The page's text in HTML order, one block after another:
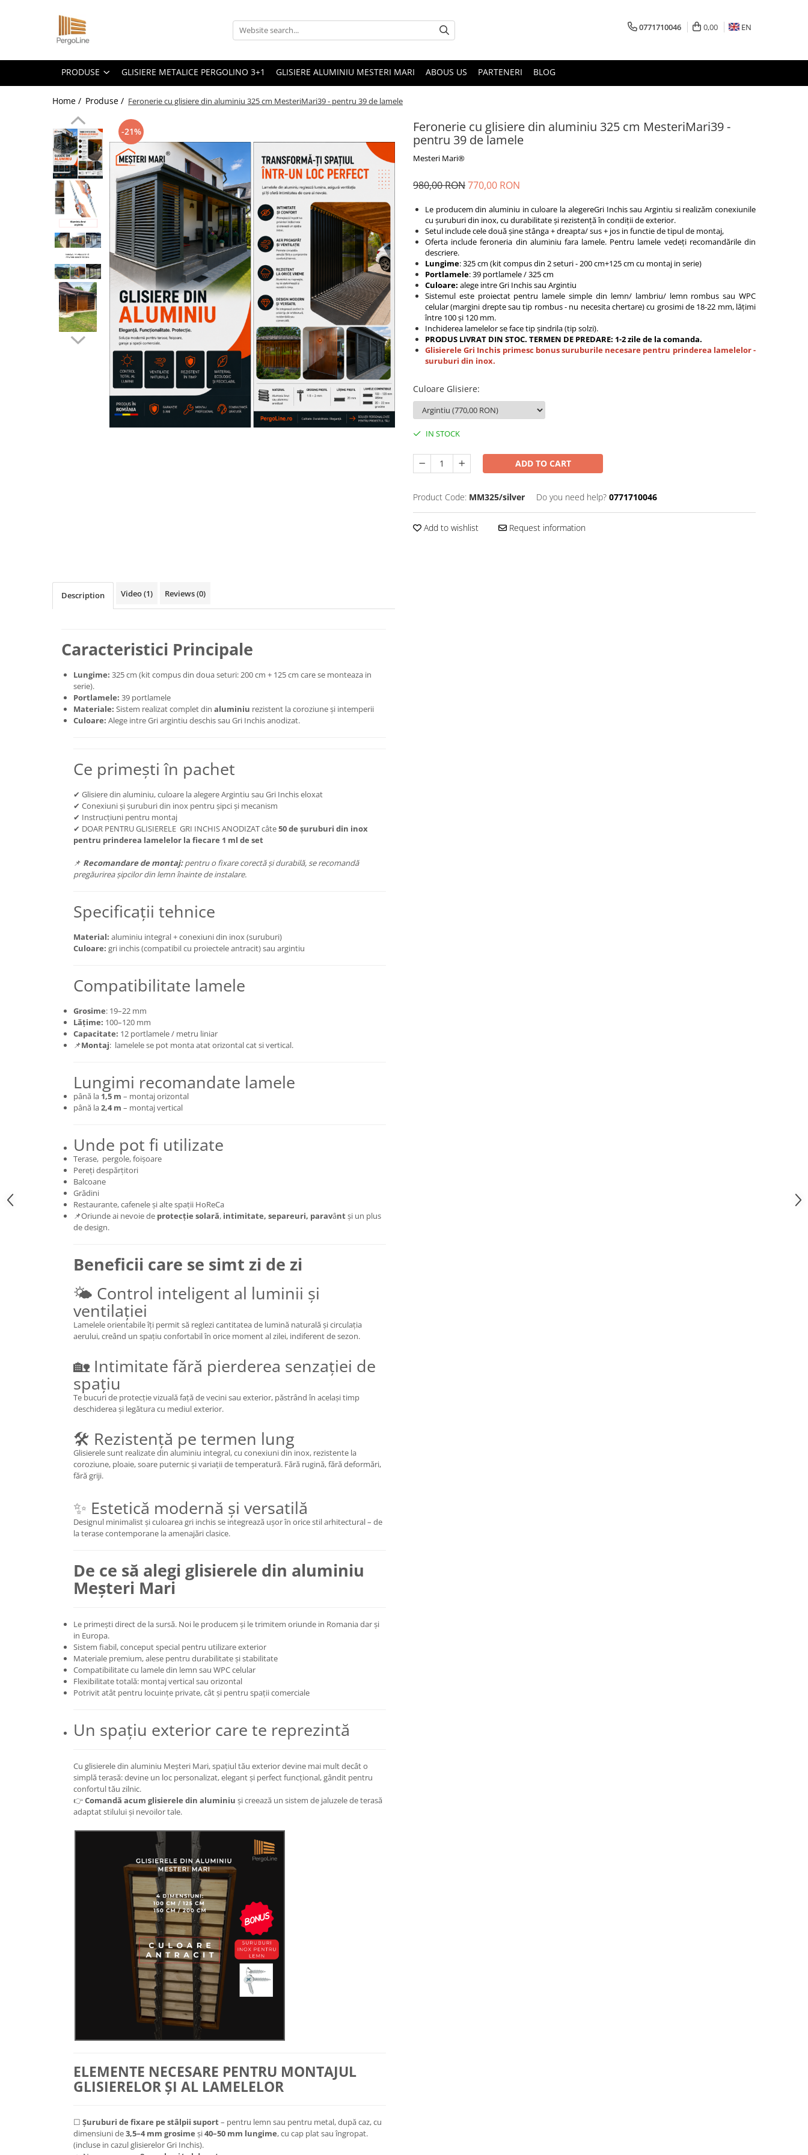
Produse
PergoLino Vertical
Tratarea lemnului
Impregnanti pentru lemn
Conectori metalici
Spatii exterioare
Decoratiuni ''Tree of life"
Decoratiuni Florale
Grill & firepit
Numar casa
Panouri porti si garduri
Terasa cadru container
Glisiere / feronerii
Feroneriile PergoLino®
Glisiere din aluminiu
Glisiere compozit HDPE
0771710046 0,00 EN
PRODUSE GLISIERE METALICE PERGOLINO 3+1 GLISIERE ALUMINIU MESTERI MARI ABOUS US PARTENERI BLOG
Home / Produse / Feronerie cu glisiere din aluminiu 325 cm MesteriMari39 - pentru 39 de lamele
Feronerie cu glisiere din aluminiu 325 cm MesteriMari39 -
pentru 39 de lamele
Mesteri Mari®
-21%
980,00 RON770,00 RON
Le producem din aluminiu in culoare la alegereGri Inchis sau Argintiu si realizăm conexiunile
cu șuruburi din inox, cu durabilitate și rezistență în condiții de exterior.
Setul include cele două șine stânga + dreapta/ sus + jos in functie de tipul de montaj,
Oferta include feroneria din aluminiu fara lamele. Pentru lamele vedeți recomandările din
descriere.
Lungime: 325 cm (kit compus din 2 seturi - 200 cm+125 cm cu montaj in serie)
Portlamele: 39 portlamele / 325 cm
Culoare: alege intre Gri Inchis sau Argintiu
Sistemul este proiectat pentru lamele simple din lemn/ lambriu/ lemn rombus sau WPC
celular (margini drepte sau tip rombus - nu necesita chertare) cu grosimi de 18-22 mm, lățimi
între 100 și 120 mm.
Inchiderea lamelelor se face tip șindrila (tip solzi).
PRODUS LIVRAT DIN STOC. TERMEN DE PREDARE: 1-2 zile de la comanda.
Glisierele Gri Inchis primesc bonus suruburile necesare pentru prinderea lamelelor -
suruburi din inox.
Culoare Glisiere:
IN STOCK
ADD TO CART
Product Code: MM325/silver Do you need help? 0771710046
Add to wishlist Request information
Description Video(1) Reviews(0)
Caracteristici Principale
Lungime: 325 cm (kit compus din doua seturi: 200 cm + 125 cm care se monteaza in
serie).
Portlamele: 39 portlamele
Materiale: Sistem realizat complet din aluminiu rezistent la coroziune și intemperii
Culoare: Alege intre Gri argintiu deschis sau Gri Inchis anodizat.
Ce primești în pachet
✔ Glisiere din aluminiu, culoare la alegere Argintiu sau Gri Inchis eloxat
✔ Conexiuni și șuruburi din inox pentru șipci și mecanism
✔ Instrucțiuni pentru montaj
✔ DOAR PENTRU GLISIERELE GRI INCHIS ANODIZAT câte50 de șuruburi din inox
pentru prinderea lamelelor la fiecare 1 ml de set
📌 Recomandare de montaj:pentru o fixare corectă și durabilă, se recomandă
pregăurirea șipcilor din lemn înainte de instalare.
Specificații tehnice
Material: aluminiu integral + conexiuni din inox (suruburi)
Culoare: gri inchis (compatibil cu proiectele antracit) sau argintiu
Compatibilitate lamele
Grosime: 19–22 mm
Lățime: 100–120 mm
Capacitate: 12 portlamele / metru liniar
📌Montaj: lamelele se pot monta atat orizontal cat si vertical.
Lungimi recomandate lamele
până la 1,5 m – montaj orizontal
până la2,4 m – montaj vertical
Unde pot fi utilizate
Terase, pergole, foișoare
Pereți despărțitori
Balcoane
Grădini
Restaurante, cafenele și alte spații HoReCa
📌Oriunde ai nevoie de protecție solară, intimitate, separeuri, paravântși un plus
de design.
Beneficii care se simt zi de zi
🌤 Control inteligent al luminii și
ventilației
Lamelele orientabile îți permit să reglezi cantitatea de lumină naturală și circulația
aerului, creând un spațiu confortabil în orice moment al zilei, indiferent de sezon.
🏡 Intimitate fără pierderea senzației de
spațiu
Te bucuri de protecție vizuală față de vecini sau exterior, păstrând în același timp
deschiderea și legătura cu mediul exterior.
🛠 Rezistență pe termen lung
Glisierele sunt realizate din aluminiu integral, cu conexiuni din inox, rezistente la
coroziune, ploaie, soare puternic și variații de temperatură. Fără rugină, fără deformări,
fără griji.
✨ Estetică modernă și versatilă
Designul minimalist și culoarea gri inchis se integrează ușor în orice stil arhitectural – de
la terase contemporane la amenajări clasice.
De ce să alegi glisierele din aluminiu
Meșteri Mari
Le primești direct de la sursă. Noi le producem și le trimitem oriunde in Romania dar și
in Europa.
Sistem fiabil, conceput special pentru utilizare exterior
Materiale premium, alese pentru durabilitate și stabilitate
Compatibilitate cu lamele din lemn sau WPC celular
Flexibilitate totală: montaj vertical sau orizontal
Potrivit atât pentru locuințe private, cât și pentru spații comerciale
Un spațiu exterior care te reprezintă
Cu glisierele din aluminiu Meșteri Mari, spațiul tău exterior devine mai mult decât o
simplă terasă: devine un loc personalizat, elegant și perfect funcțional, gândit pentru
confortul tău zilnic.
👉Comandă acum glisierele din aluminiu și creează un sistem de jaluzele de terasă
adaptat stilului și nevoilor tale.
ELEMENTE NECESARE PENTRU MONTAJUL
GLISIERELOR ȘI AL LAMELELOR
☐ Șuruburi de fixare pe stâlpii suport– pentru lemn sau pentru metal, după caz, cu
dimensiuni de3,5–4 mm grosime și40–50 mm lungime, cu cap plat sau îngropat.
(incluse in cazul glisierelor Gri Inchis).